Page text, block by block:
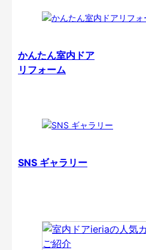
かんたん室内ドア
リフォーム
SNS ギャラリー